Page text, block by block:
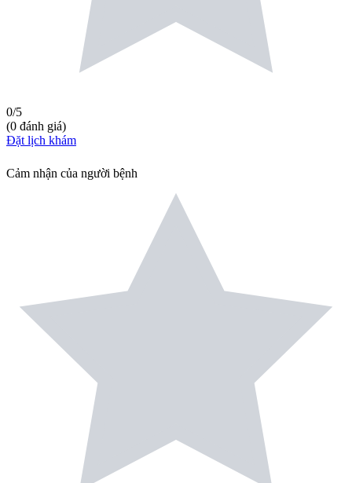
0/5
(0 đánh giá)
Đặt lịch khám
Cảm nhận của người bệnh